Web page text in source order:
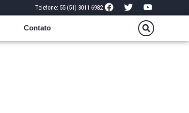
Telefone: 55 (51) 3011 6982
Contato